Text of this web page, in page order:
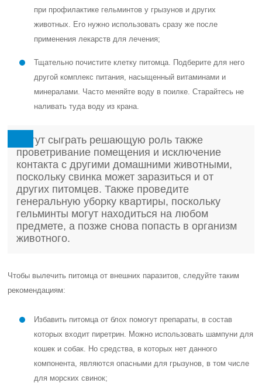
при профилактике гельминтов у грызунов и других
животных. Его нужно использовать сразу же после
применения лекарств для лечения;
Тщательно почистите клетку питомца. Подберите для него
другой комплекс питания, насыщенный витаминами и
минералами. Часто меняйте воду в поилке. Старайтесь не
наливать туда воду из крана.
Могут сыграть решающую роль также
проветривание помещения и исключение
контакта с другими домашними животными,
поскольку свинка может заразиться и от
других питомцев. Также проведите
генеральную уборку квартиры, поскольку
гельминты могут находиться на любом
предмете, а позже снова попасть в организм
животного.
Чтобы вылечить питомца от внешних паразитов, следуйте таким
рекомендациям:
Избавить питомца от блох помогут препараты, в состав
которых входит пиретрин. Можно использовать шампуни для
кошек и собак. Но средства, в которых нет данного
компонента, являются опасными для грызунов, в том числе
для морских свинок;